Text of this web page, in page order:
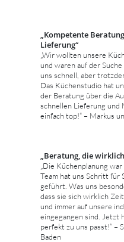
„Kompetente
Lieferung“
„Wir wollten unsere
und waren auf der
uns schnell, aber
Das Küchenstudio hat
der Beratung über die
schnellen Lieferung und
einfach top!“ – Markus
„Beratung, die
„Die Küchenplanung
Team hat uns Schritt für
geführt. Was uns
dass sie sich wirklich
und immer auf unsere
eingegangen sind. Jetzt
perfekt zu uns passt!“ –
Baden